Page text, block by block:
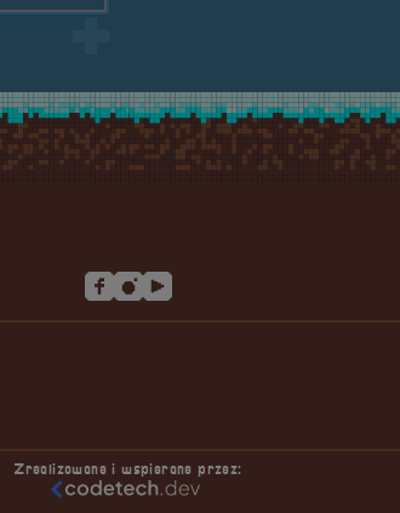
Zrealizowane i wspierane przez: